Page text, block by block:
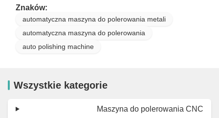
Znaków:
automatyczna maszyna do polerowania metali
automatyczna maszyna do polerowania
auto polishing machine
Wszystkie kategorie
Maszyna do polerowania CNC